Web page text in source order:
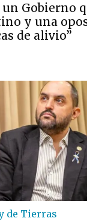
un Gobierno
y una
de alivio”
de Tierras